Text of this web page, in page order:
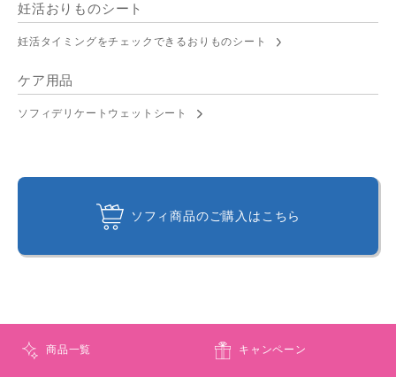
妊活おりものシート
妊活タイミングをチェックできるおりものシート
ケア用品
ソフィデリケートウェットシート
ソフィ商品のご購入はこちら
商品一覧 キャンペーン